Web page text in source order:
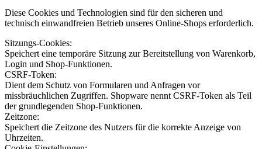
Diese Cookies und Technologien sind für den sicheren und
technisch einwandfreien Betrieb unseres Online-Shops erforderlich.
Sitzungs-Cookies:
Speichert eine temporäre Sitzung zur Bereitstellung von Warenkorb,
Login und Shop-Funktionen.
CSRF-Token:
Dient dem Schutz von Formularen und Anfragen vor
missbräuchlichen Zugriffen. Shopware nennt CSRF-Token als Teil
der grundlegenden Shop-Funktionen.
Zeitzone:
Speichert die Zeitzone des Nutzers für die korrekte Anzeige von
Uhrzeiten.